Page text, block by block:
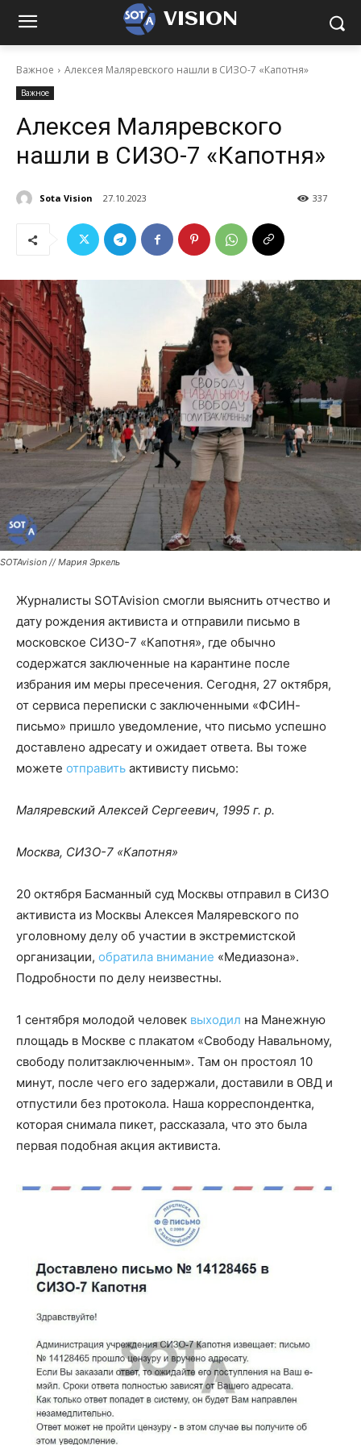
VISION
Важное Алексея Маляревского нашли в СИЗО-7 «Капотня»
Важное
Алексея Маляревского
нашли в СИЗО-7 «Капотня»
Sota Vision 27.10.2023 337
SOTAvision // Мария Эркель
Журналисты SOTAvision смогли выяснить отчество и
дату рождения активиста и отправили письмо в
московское СИЗО-7 «Капотня», где обычно
содержатся заключенные на карантине после
избрания им меры пресечения. Сегодня, 27 октября,
от сервиса переписки с заключенными «ФСИН-
письмо» пришло уведомление, что письмо успешно
доставлено адресату и ожидает ответа. Вы тоже
можете отправить активисту письмо:
Маляревский Алексей Сергеевич, 1995 г. р.
Москва, СИЗО-7 «Капотня»
20 октября Басманный суд Москвы отправил в СИЗО
активиста из Москвы Алексея Маляревского по
уголовному делу об участии в экстремистской
организации, обратила внимание «Медиазона».
Подробности по делу неизвестны.
1 сентября молодой человек выходил на Манежную
площадь в Москве с плакатом «Свободу Навальному,
свободу политзаключенным». Там он простоял 10
минут, после чего его задержали, доставили в ОВД и
отпустили без протокола. Наша корреспондентка,
которая снимала пикет, рассказала, что это была
первая подобная акция активиста.